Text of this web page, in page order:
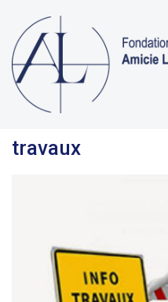
travaux